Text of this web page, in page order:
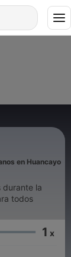
en Huancayo
durante la
todos
1 x